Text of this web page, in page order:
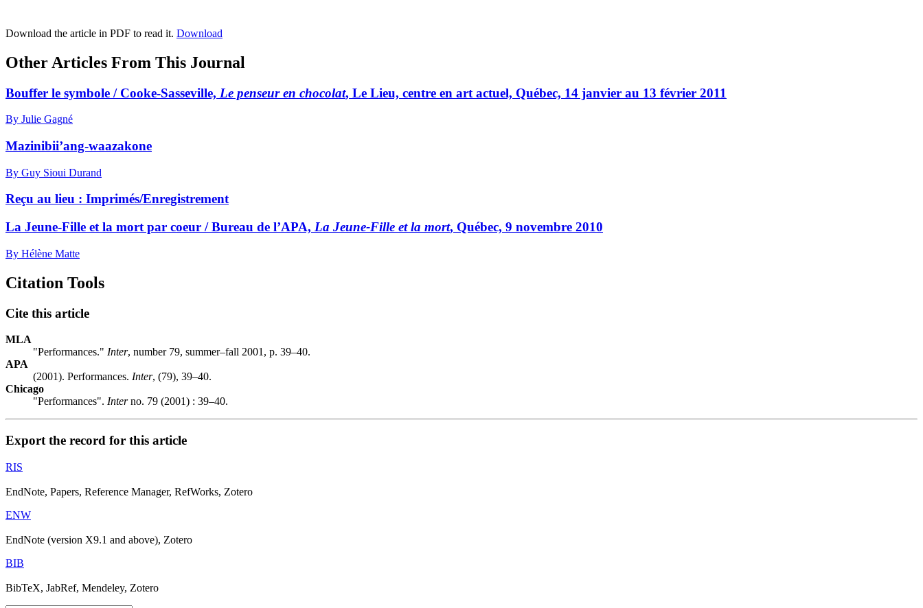
Download the article in PDF to read it. Download
Other Articles From This Journal
Bouffer le symbole / Cooke-Sasseville, Le penseur en chocolat, Le Lieu, centre en art actuel, Québec, 14 janvier au 13 février 2011
By Julie Gagné
Mazinibii’ang-waazakone
By Guy Sioui Durand
Reçu au lieu : Imprimés/Enregistrement
La Jeune-Fille et la mort par coeur / Bureau de l’APA, La Jeune-Fille et la mort, Québec, 9 novembre 2010
By Hélène Matte
Citation Tools
Cite this article
MLA
"Performances." Inter, number 79, summer–fall 2001, p. 39–40.
APA
(2001). Performances. Inter, (79), 39–40.
Chicago
"Performances". Interno. 79 (2001) : 39–40.
Export the record for this article
RIS
EndNote, Papers, Reference Manager, RefWorks, Zotero
ENW
EndNote (version X9.1 and above), Zotero
BIB
BibTeX, JabRef, Mendeley, Zotero